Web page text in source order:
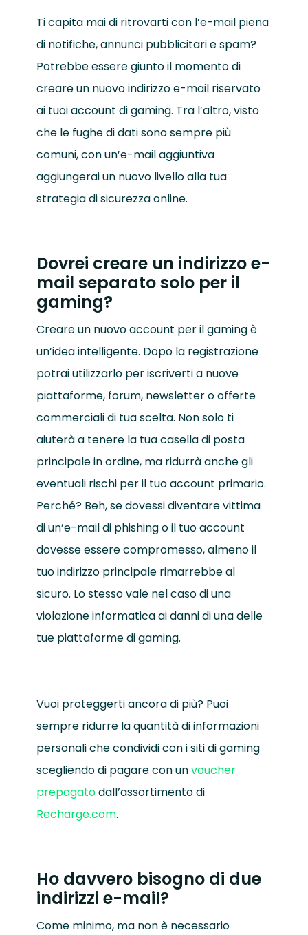
Ti capita mai di ritrovarti con l’e-mail piena
di notifiche, annunci pubblicitari e spam?
Potrebbe essere giunto il momento di
creare un nuovo indirizzo e-mail riservato
ai tuoi account di gaming. Tra l’altro, visto
che le fughe di dati sono sempre più
comuni, con un’e-mail aggiuntiva
aggiungerai un nuovo livello alla tua
strategia di sicurezza online.
Dovrei creare un indirizzo e-
mail separato solo per il
gaming?
Creare un nuovo account per il gaming è
un’idea intelligente. Dopo la registrazione
potrai utilizzarlo per iscriverti a nuove
piattaforme, forum, newsletter o offerte
commerciali di tua scelta. Non solo ti
aiuterà a tenere la tua casella di posta
principale in ordine, ma ridurrà anche gli
eventuali rischi per il tuo account primario.
Perché? Beh, se dovessi diventare vittima
di un’e-mail di phishing o il tuo account
dovesse essere compromesso, almeno il
tuo indirizzo principale rimarrebbe al
sicuro. Lo stesso vale nel caso di una
violazione informatica ai danni di una delle
tue piattaforme di gaming.
Vuoi proteggerti ancora di più? Puoi
sempre ridurre la quantità di informazioni
personali che condividi con i siti di gaming
scegliendo di pagare con unvoucher
prepagatodall’assortimento di
Recharge.com.
Ho davvero bisogno di due
indirizzi e-mail?
Come minimo, ma non è necessario